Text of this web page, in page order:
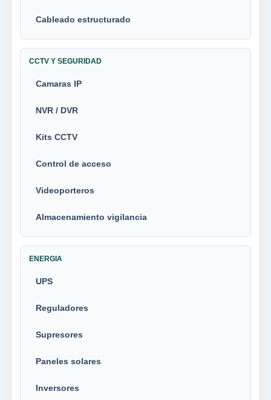
Cableado estructurado
CCTV Y SEGURIDAD
Camaras IP
NVR / DVR
Kits CCTV
Control de acceso
Videoporteros
Almacenamiento vigilancia
ENERGIA
UPS
Reguladores
Supresores
Paneles solares
Inversores